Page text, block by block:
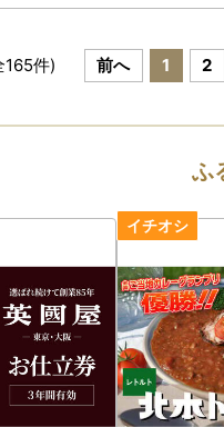
本市本町1丁目111番地
祝除く）
（北本市役所市
165件) 前へ 1 2
ふ